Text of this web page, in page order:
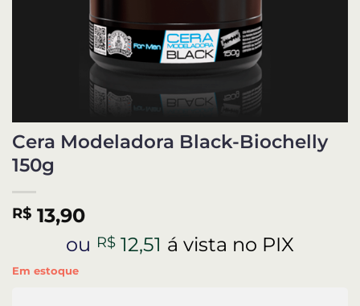
Cera Modeladora Black-Biochelly
150g
R$ 13,90
ou R$ 12,51 á vista no PIX
Em estoque